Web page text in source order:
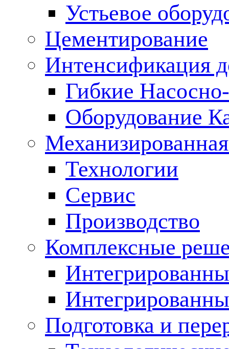
Устьевое
Цементирование
Интенсификация
Гибкие
Оборудование
Технологии
Сервис
Производство
Комплексные
Подготовка и